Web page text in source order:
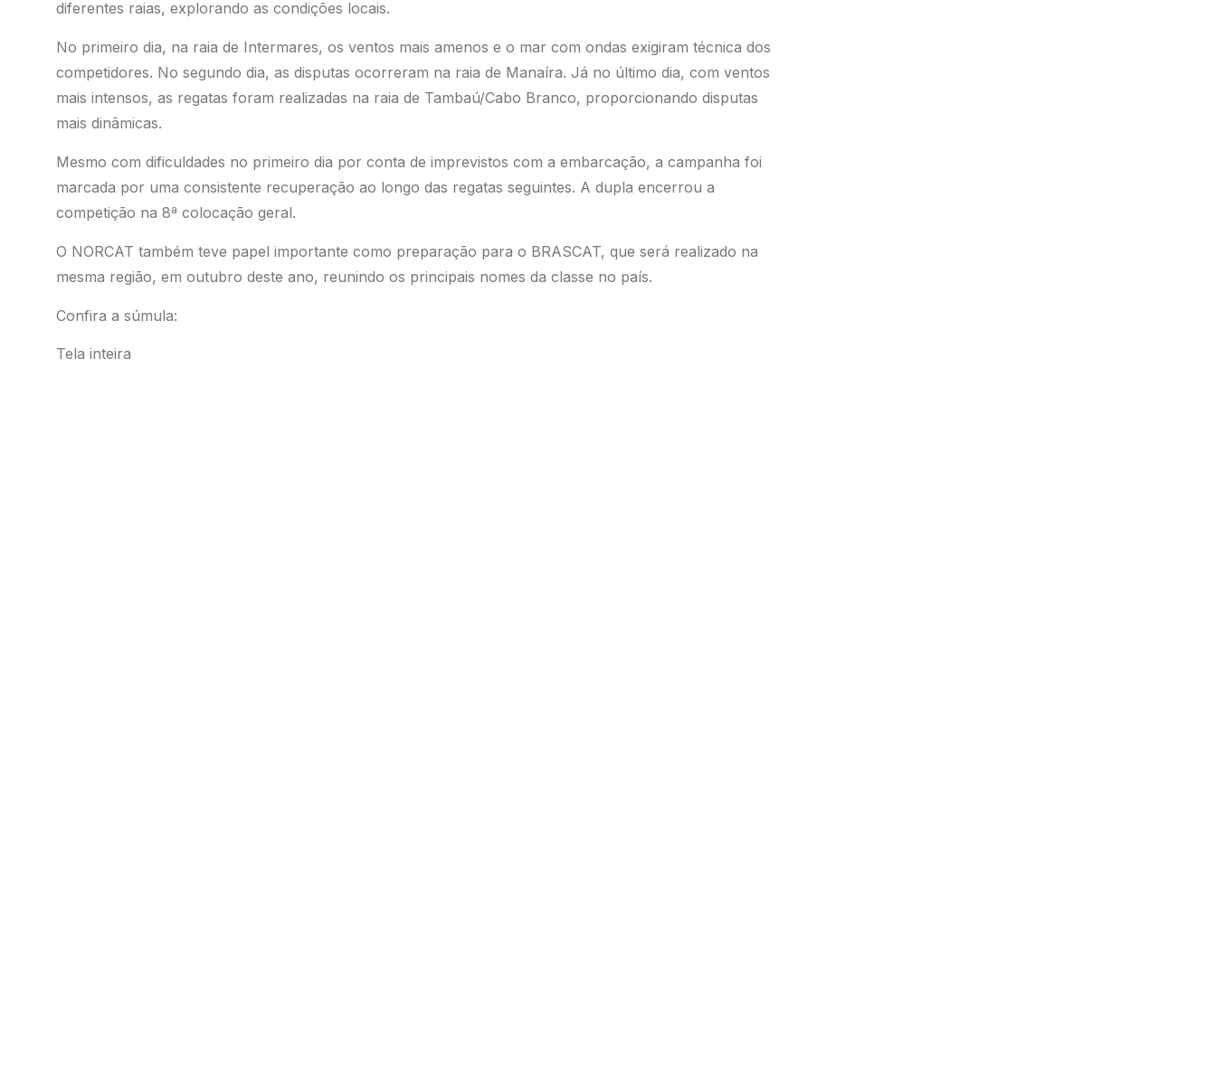
diferentes raias, explorando as condições locais.
No primeiro dia, na raia de Intermares, os ventos mais amenos e o mar com ondas exigiram técnica dos
competidores. No segundo dia, as disputas ocorreram na raia de Manaíra. Já no último dia, com ventos
mais intensos, as regatas foram realizadas na raia de Tambaú/Cabo Branco, proporcionando disputas
mais dinâmicas.
Mesmo com dificuldades no primeiro dia por conta de imprevistos com a embarcação, a campanha foi
marcada por uma consistente recuperação ao longo das regatas seguintes. A dupla encerrou a
competição na 8ª colocação geral.
O NORCAT também teve papel importante como preparação para o BRASCAT, que será realizado na
mesma região, em outubro deste ano, reunindo os principais nomes da classe no país.
Confira a súmula:
Tela inteira